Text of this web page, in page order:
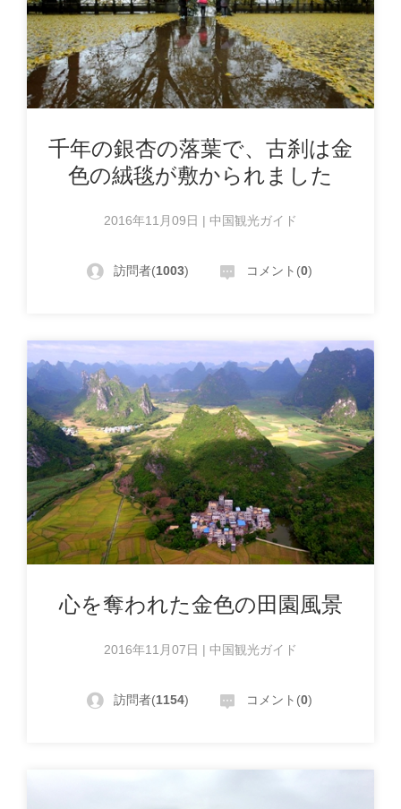
千年の銀杏の落葉で、古刹は金
色の絨毯が敷かられました
2016年11月09日 | 中国観光ガイド
訪問者(1003) コメント(0)
心を奪われた金色の田園風景
2016年11月07日 | 中国観光ガイド
訪問者(1154) コメント(0)